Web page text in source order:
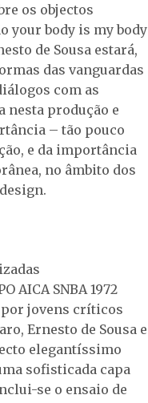
os objectos
your body is my body
de Sousa estará,
das vanguardas
com as
nesta produção e
– tão pouco
e da importância
no âmbito dos
AICA SNBA 1972
por jovens críticos
Ernesto de Sousa e
elegantíssimo
sofisticada capa
se o ensaio de